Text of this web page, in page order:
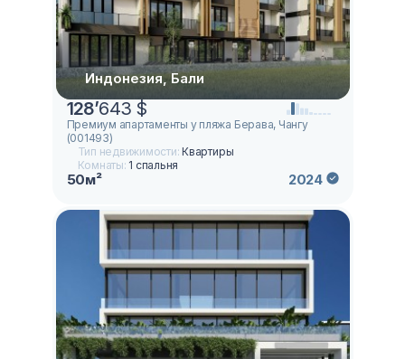
Индонезия, Бали
128’643 $
Премиум апартаменты у пляжа Берава, Чангу
(001493)
Тип недвижимости:Квартиры
Комнаты: 1 спальня
50м² 2024